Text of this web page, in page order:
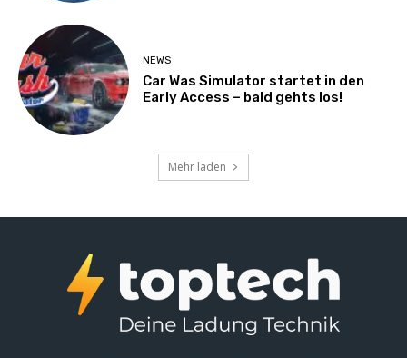
NEWS
Car Was Simulator startet in den
Early Access – bald gehts los!
Mehr laden